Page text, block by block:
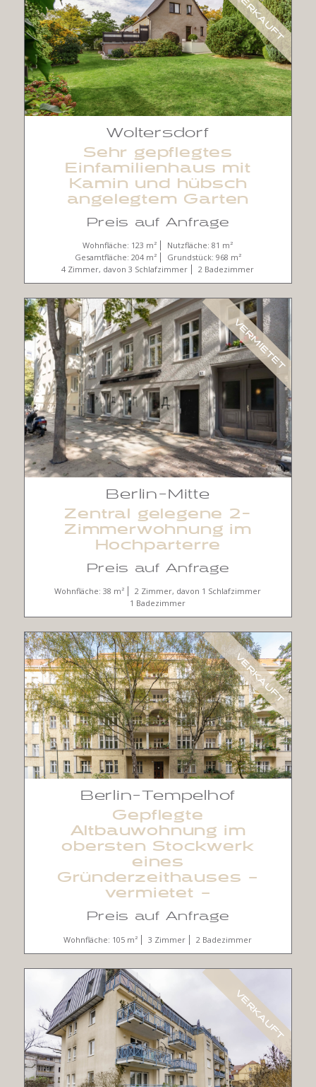
VERKAUFT
Woltersdorf
Sehr gepflegtes
Einfamilienhaus mit
Kamin und hübsch
angelegtem Garten
Preis auf Anfrage
Wohnfläche: 123 m²
Nutzfläche: 81 m²
Gesamtfläche: 204 m²
Grundstück: 968 m²
4 Zimmer, davon 3 Schlafzimmer
2 Badezimmer
VERMIETET
Berlin-Mitte
Zentral gelegene 2-
Zimmerwohnung im
Hochparterre
Preis auf Anfrage
Wohnfläche: 38 m²
2 Zimmer, davon 1 Schlafzimmer
1 Badezimmer
VERKAUFT
Berlin-Tempelhof
Gepflegte
Altbauwohnung im
obersten Stockwerk
eines
Gründerzeithauses –
vermietet –
Preis auf Anfrage
Wohnfläche: 105 m² 3 Zimmer 2 Badezimmer
VERKAUFT